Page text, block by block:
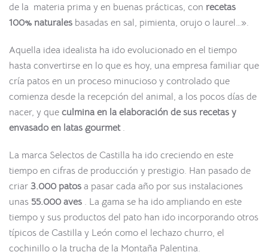
de la materia prima y en buenas prácticas, con recetas
100% naturales basadas en sal, pimienta, orujo o laurel…».
Aquella idea idealista ha ido evolucionado en el tiempo
hasta convertirse en lo que es hoy, una empresa familiar que
cría patos en un proceso minucioso y controlado que
comienza desde la recepción del animal, a los pocos días de
nacer, y que culmina en la elaboración de sus recetas y
envasado en latas gourmet.
La marca Selectos de Castilla ha ido creciendo en este
tiempo en cifras de producción y prestigio. Han pasado de
criar 3.000 patos a pasar cada año por sus instalaciones
unas 55.000 aves . La gama se ha ido ampliando en este
tiempo y sus productos del pato han ido incorporando otros
típicos de Castilla y León como el lechazo churro, el
cochinillo o la trucha de la Montaña Palentina.